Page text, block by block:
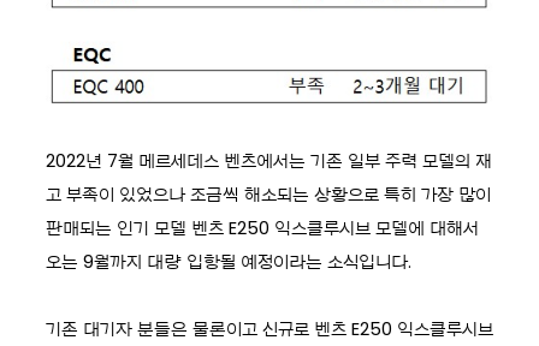
2022년 7월 메르세데스 벤츠에서는 기존 일부 주력 모델의 재
고 부족이 있었으나 조금씩 해소되는 상황으로 특히 가장 많이
판매되는 인기 모델 벤츠 E250 익스클루시브 모델에 대해서
오는 9월까지 대량 입항될 예정이라는 소식입니다.
기존 대기자 분들은 물론이고 신규로 벤츠 E250 익스클루시브